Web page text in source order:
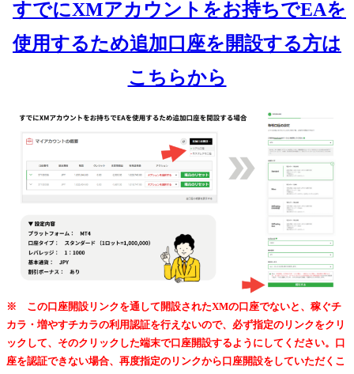
すでにXMアカウントをお持ちでEAを
使用するため追加口座を開設する方は
こちらから
※ この口座開設リンクを通して開設されたXMの口座でないと、稼ぐチ
カラ・増やすチカラの利用認証を行えないので、必ず指定のリンクをクリ
ックして、そのクリックした端末で口座開設するようにしてください。口
座を認証できない場合、再度指定のリンクから口座開設をしていただくこ